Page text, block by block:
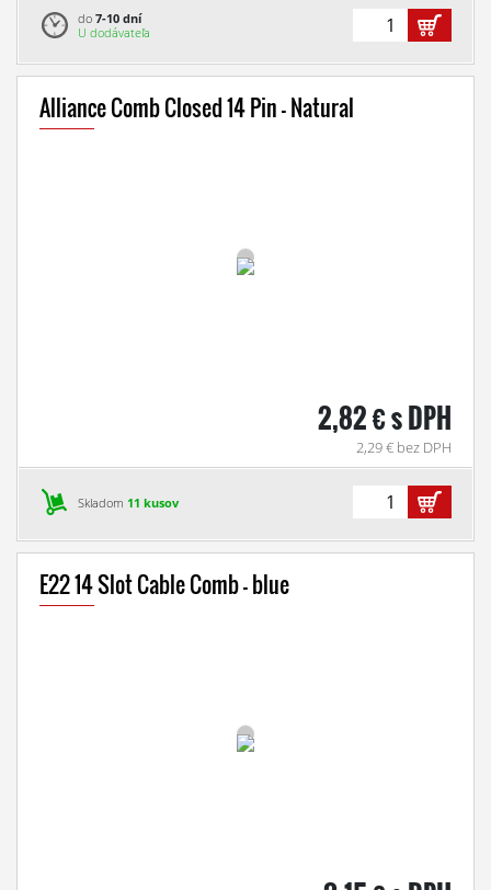
do 7-10 dní
U dodávateľa
Alliance Comb Closed 14 Pin - Natural
2,82 € s DPH
2,29 € bez DPH
Skladom 11 kusov
E22 14 Slot Cable Comb - blue